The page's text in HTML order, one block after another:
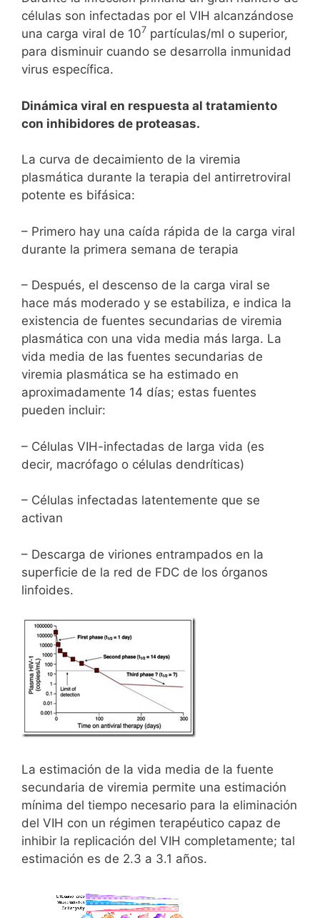
células son infectadas por el VIH alcanzándose
una carga viral de 107 partículas/ml o superior,
para disminuir cuando se desarrolla inmunidad
virus específica.
Dinámica viral en respuesta al tratamiento
con inhibidores de proteasas.
La curva de decaimiento de la viremia
plasmática durante la terapia del antirretroviral
potente es bifásica:
– Primero hay una caída rápida de la carga viral
durante la primera semana de terapia
– Después, el descenso de la carga viral se
hace más moderado y se estabiliza, e indica la
existencia de fuentes secundarias de viremia
plasmática con una vida media más larga. La
vida media de las fuentes secundarias de
viremia plasmática se ha estimado en
aproximadamente 14 días; estas fuentes
pueden incluir:
– Células VIH-infectadas de larga vida (es
decir, macrófago o células dendríticas)
– Células infectadas latentemente que se
activan
– Descarga de viriones entrampados en la
superficie de la red de FDC de los órganos
linfoides.
La estimación de la vida media de la fuente
secundaria de viremia permite una estimación
mínima del tiempo necesario para la eliminación
del VIH con un régimen terapéutico capaz de
inhibir la replicación del VIH completamente; tal
estimación es de 2.3 a 3.1 años.